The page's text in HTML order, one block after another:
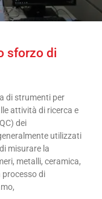
sforzo di
di strumenti per
attività di ricerca e
dei
utilizzati
misurare la
metalli, ceramica,
processo di